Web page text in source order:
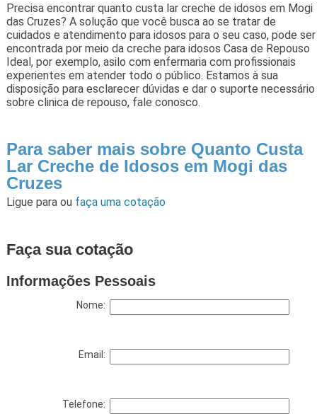
Precisa encontrar quanto custa lar creche de idosos em Mogi
das Cruzes? A solução que você busca ao se tratar de
cuidados e atendimento para idosos para o seu caso, pode ser
encontrada por meio da creche para idosos Casa de Repouso
Ideal, por exemplo, asilo com enfermaria com profissionais
experientes em atender todo o público. Estamos à sua
disposição para esclarecer dúvidas e dar o suporte necessário
sobre clinica de repouso, fale conosco.
Para saber mais sobre Quanto Custa
Lar Creche de Idosos em Mogi das
Cruzes
Ligue para ou faça uma cotação
Faça sua cotação
Informações Pessoais
Nome:
Email:
Telefone: